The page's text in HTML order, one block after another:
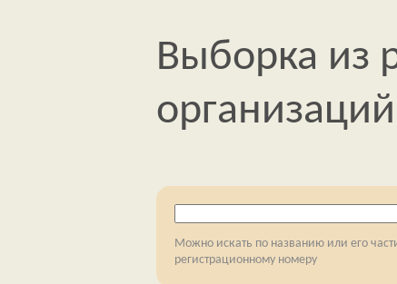
Выборка из
Можно искать по названию или его
регистрационному номеру